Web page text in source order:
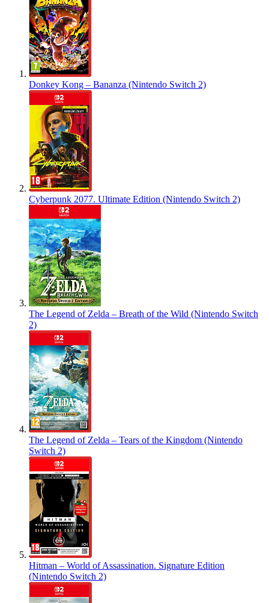
Donkey Kong – Bananza (Nintendo Switch 2)
Cyberpunk 2077. Ultimate Edition (Nintendo Switch 2)
The Legend of Zelda – Breath of the Wild (Nintendo Switch
2)
The Legend of Zelda – Tears of the Kingdom (Nintendo
Switch 2)
Hitman – World of Assassination. Signature Edition
(Nintendo Switch 2)